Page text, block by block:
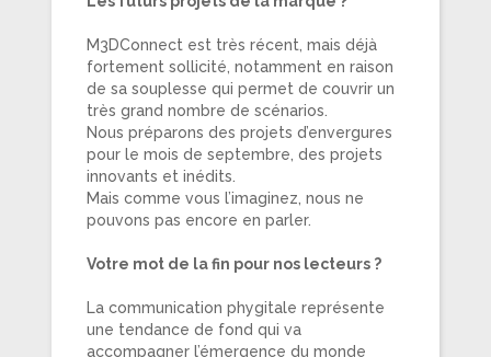
M3DConnect est très récent, mais déjà
fortement sollicité, notamment en raison
de sa souplesse qui permet de couvrir un
très grand nombre de scénarios.
Nous préparons des projets d’envergures
pour le mois de septembre, des projets
innovants et inédits.
Mais comme vous l’imaginez, nous ne
pouvons pas encore en parler.
Votre mot de la fin pour nos lecteurs ?
La communication phygitale représente
une tendance de fond qui va
accompagner l’émergence du monde